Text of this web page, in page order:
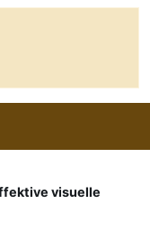
visuelle